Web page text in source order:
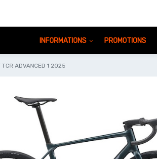
INFORMATIONS PROMOTIONS
TCR ADVANCED 1 2025